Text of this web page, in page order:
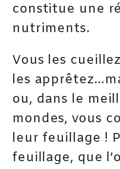
constitue une
nutriments.
Vous les
les
ou, dans le
mondes, vous
leur feuillage !
feuillage, que